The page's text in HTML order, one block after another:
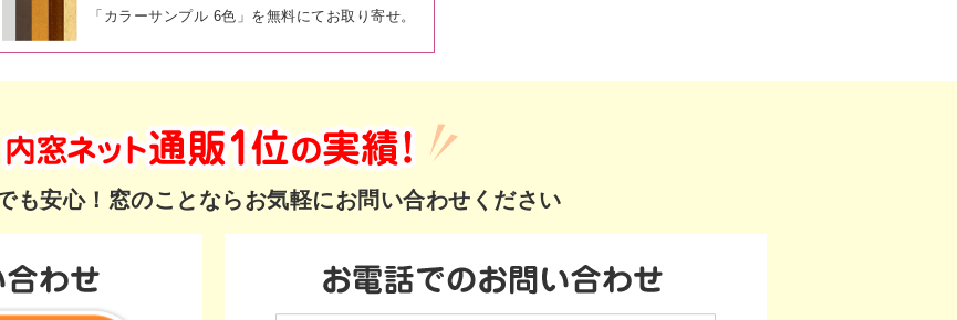
「カラーサンプル 6色」を無料にてお取り寄せ。
も安心！ 窓のことならお気軽にお問い合わせください